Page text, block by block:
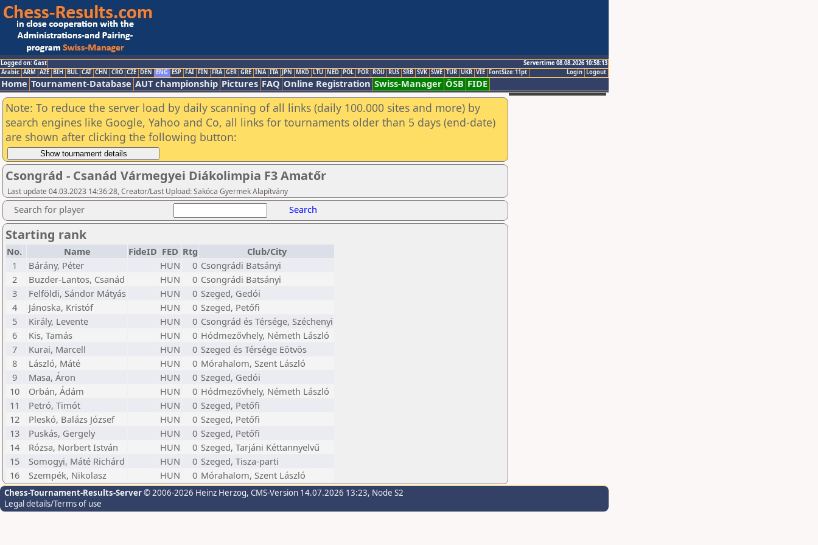
Logged on: Gast
Servertime 08.08.2026 10:58:13
Logout
Login
Arabic ARM AZE BIH BUL CAT CHN CRO CZE DEN ENG ESP FAI FIN FRA GER GRE INA ITA JPN MKD LTU NED POL POR ROU RUS SRB SVK SWE TUR UKR VIE FontSize:11pt
Home Tournament-Database AUT championship Pictures FAQ Online Registration Swiss-Manager ÖSB FIDE
Note: To reduce the server load by daily scanning of all links (daily 100.000 sites and more) by
search engines like Google, Yahoo and Co, all links for tournaments older than 5 days (end-date)
are shown after clicking the following button:
Csongrád - Csanád Vármegyei Diákolimpia F3 Amatőr
Last update 04.03.2023 14:36:28, Creator/Last Upload: Sakóca Gyermek Alapítvány
Search for player Search
Starting rank
No. Name FideID FED Rtg
Club/City
1
Bárány, Péter HUN 0 Csongrádi Batsányi
2
Buzder-Lantos, Csanád HUN 0 Csongrádi Batsányi
3
Felföldi, Sándor Mátyás HUN 0 Szeged, Gedói
4
Jánoska, Kristóf HUN 0 Szeged, Petőfi
5
Király, Levente HUN 0 Csongrád és Térsége, Széchenyi
6
Kis, Tamás HUN 0 Hódmezővhely, Németh László
7
Kurai, Marcell HUN 0 Szeged és Térsége Eötvös
8
László, Máté HUN 0 Mórahalom, Szent László
9
Masa, Áron HUN 0 Szeged, Gedói
10
Orbán, Ádám HUN 0 Hódmezővhely, Németh László
11
Petró, Timót HUN 0 Szeged, Petőfi
12
Pleskó, Balázs József HUN 0 Szeged, Petőfi
13
Puskás, Gergely HUN 0 Szeged, Petőfi
14
Rózsa, Norbert István HUN 0 Szeged, Tarjáni Kéttannyelvű
15
Somogyi, Máté Richárd HUN 0 Szeged, Tisza-parti
16
Szempék, Nikolasz HUN 0 Mórahalom, Szent László
Chess-Tournament-Results-Server© 2006-2026 Heinz Herzog, CMS-Version 14.07.2026 13:23, Node S2
Legal details/Terms of use